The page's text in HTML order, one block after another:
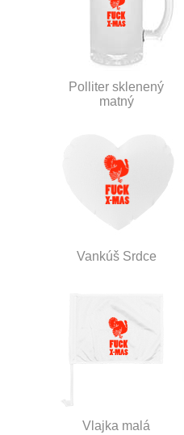
Polliter sklenený
matný
Vankúš Srdce
Vlajka malá